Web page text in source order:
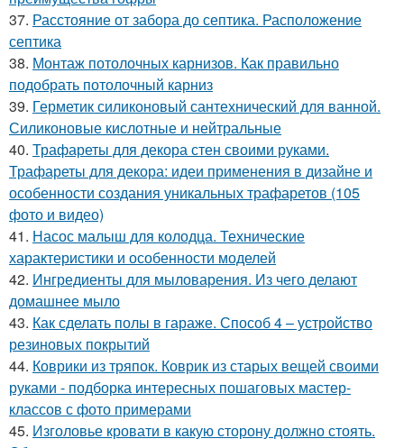
37. Расстояние от забора до септика. Расположение
септика
38. Монтаж потолочных карнизов. Как правильно
подобрать потолочный карниз
39. Герметик силиконовый сантехнический для ванной.
Силиконовые кислотные и нейтральные
40. Трафареты для декора стен своими руками.
Трафареты для декора: идеи применения в дизайне и
особенности создания уникальных трафаретов (105
фото и видео)
41. Насос малыш для колодца. Технические
характеристики и особенности моделей
42. Ингредиенты для мыловарения. Из чего делают
домашнее мыло
43. Как сделать полы в гараже. Способ 4 – устройство
резиновых покрытий
44. Коврики из тряпок. Коврик из старых вещей своими
руками - подборка интересных пошаговых мастер-
классов с фото примерами
45. Изголовье кровати в какую сторону должно стоять.